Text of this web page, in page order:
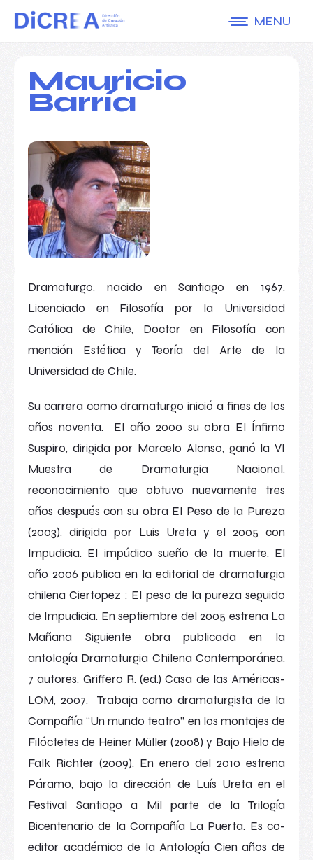
MENU
Mauricio
Barría
Dramaturgo, nacido en Santiago en 1967.
Licenciado en Filosofía por la Universidad
Católica de Chile, Doctor en Filosofía con
mención Estética y Teoría del Arte de la
Universidad de Chile.
Su carrera como dramaturgo inició a fines de los
años noventa. El año 2000 su obra El Ínfimo
Suspiro, dirigida por Marcelo Alonso, ganó la VI
Muestra de Dramaturgia Nacional,
reconocimiento que obtuvo nuevamente tres
años después con su obra El Peso de la Pureza
(2003), dirigida por Luis Ureta y el 2005 con
Impudicia. El impúdico sueño de la muerte. El
año 2006 publica en la editorial de dramaturgia
chilena Ciertopez : El peso de la pureza seguido
de Impudicia. En septiembre del 2005 estrena La
Mañana Siguiente obra publicada en la
antología Dramaturgia Chilena Contemporánea.
7 autores. Griffero R. (ed.) Casa de las Américas-
LOM, 2007. Trabaja como dramaturgista de la
Compañía “Un mundo teatro” en los montajes de
Filóctetes de Heiner Müller (2008) y Bajo Hielo de
Falk Richter (2009). En enero del 2010 estrena
Páramo, bajo la dirección de Luís Ureta en el
Festival Santiago a Mil parte de la Trilogía
Bicentenario de la Compañía La Puerta. Es co-
editor académico de la Antología Cien años de